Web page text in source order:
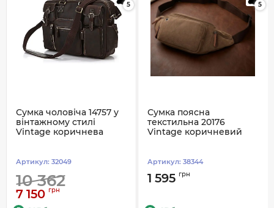
5
Сумка чоловіча 14757 у
вінтажному стилі
Vintage коричнева
Артикул: 32049
10 362
7 150 грн
5
Сумка поясна
текстильна 20176
Vintage коричневий
Артикул: 38344
1 595 грн